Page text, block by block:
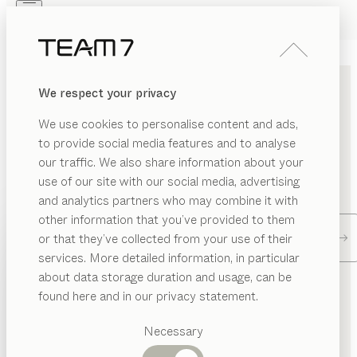
We respect your privacy
We use cookies to personalise content and ads,
to provide social media features and to analyse
our traffic. We also share information about your
use of our site with our social media, advertising
and analytics partners who may combine it with
other information that you’ve provided to them
or that they’ve collected from your use of their
services. More detailed information, in particular
about data storage duration and usage, can be
found here and in our privacy statement.
Necessary
PRODUITS
INSPIRATION
REVENDEUR
Catégories
suggérées
PRODUITS
INSPIRATION
QUI SOMMES-NOUS
REVENDEUR
Veuillez entrer une ville et trouvez une boutique ou un
revendeur TEAM 7 proche de chez vous.
Chercher revendeur
CONTACTER TEAM 7
Écrivez-nous. L’équipe TEAM 7 répond à toutes vos